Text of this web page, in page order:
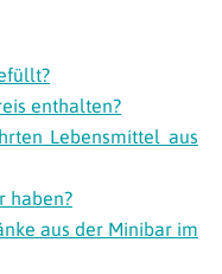
enthalten?
Lebensmittel aus
haben?
aus der Minibar im